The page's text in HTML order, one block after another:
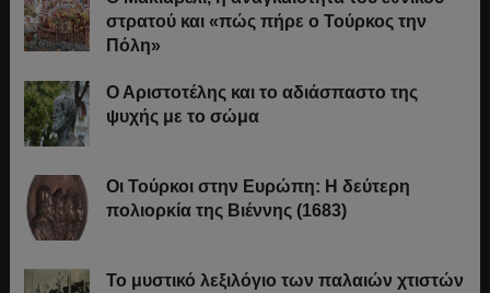
στρατού και «πώς πήρε ο Τούρκος την
Πόλη»
Ο Αριστοτέλης και το αδιάσπαστο της
ψυχής με το σώμα
Οι Τούρκοι στην Ευρώπη: Η δεύτερη
πολιορκία της Βιέννης (1683)
Το μυστικό λεξιλόγιο των παλαιών χτιστών